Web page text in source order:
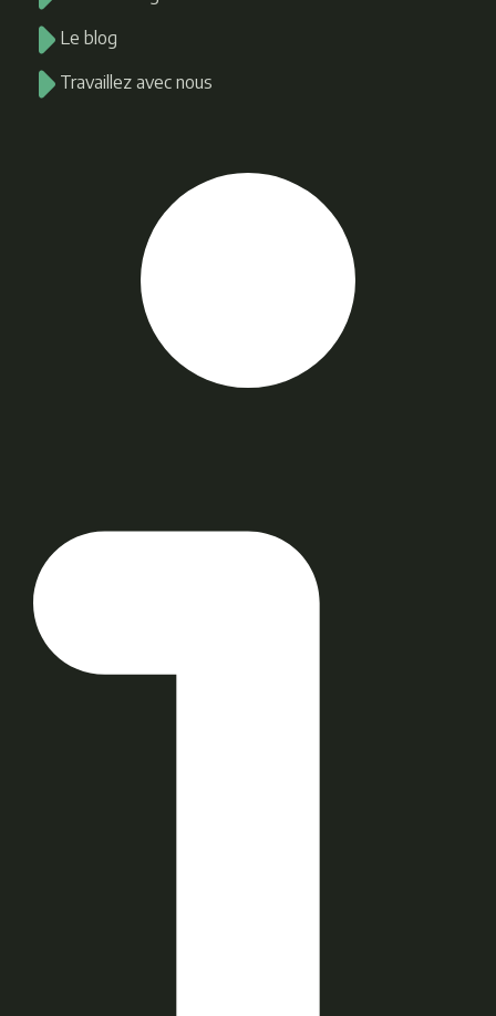
Le blog
Travaillez avec nous